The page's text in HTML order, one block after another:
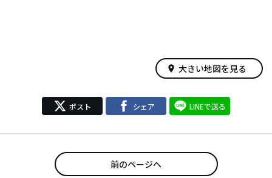
place 大きい地図を見る
ポスト シェア LINEで送る
前のページへ